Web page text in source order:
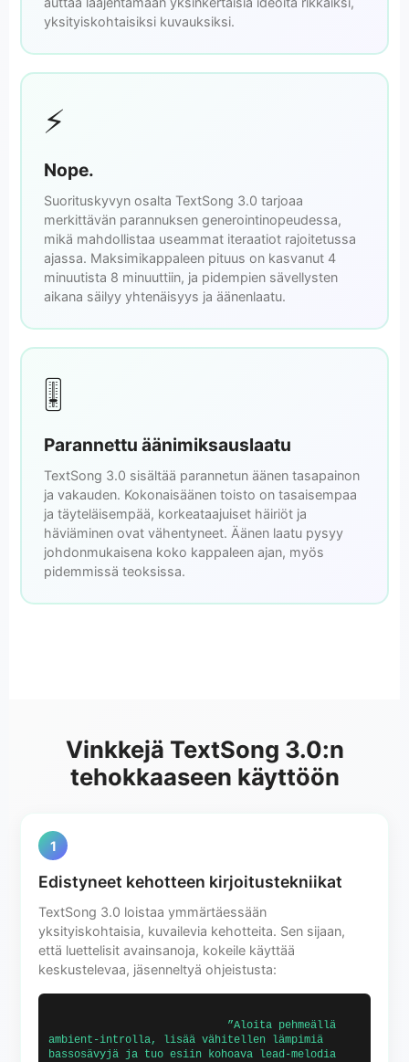
yksityiskohtaisiksi kuvauksiksi.
⚡
Nope.
Suorituskyvyn osalta TextSong 3.0 tarjoaa
merkittävän parannuksen generointinopeudessa,
mikä mahdollistaa useammat iteraatiot rajoitetussa
ajassa. Maksimikappaleen pituus on kasvanut 4
minuutista 8 minuuttiin, ja pidempien sävellysten
aikana säilyy yhtenäisyys ja äänenlaatu.
🎚️
Parannettu äänimiksauslaatu
TextSong 3.0 sisältää parannetun äänen tasapainon
ja vakauden. Kokonaisäänen toisto on tasaisempaa
ja täyteläisempää, korkeataajuiset häiriöt ja
häviäminen ovat vähentyneet. Äänen laatu pysyy
johdonmukaisena koko kappaleen ajan, myös
pidemmissä teoksissa.
Vinkkejä TextSong 3.0:n
tehokkaaseen käyttöön
1
Edistyneet kehotteen kirjoitustekniikat
TextSong 3.0 loistaa ymmärtäessään
yksityiskohtaisia, kuvailevia kehotteita. Sen sijaan,
että luettelisit avainsanoja, kokeile käyttää
keskustelevaa, jäsenneltyä ohjeistusta:
ambient-introlla, lisää vähitellen lämpimiä
bassosävyjä ja tuo esiin kohoava lead-melodia